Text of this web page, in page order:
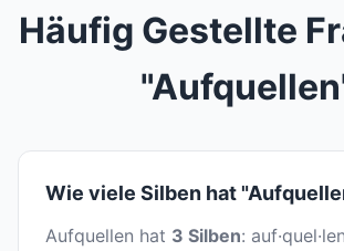
Häufig Gestellte
Wie viele Silben hat
Aufquellen hat 3 Silben: